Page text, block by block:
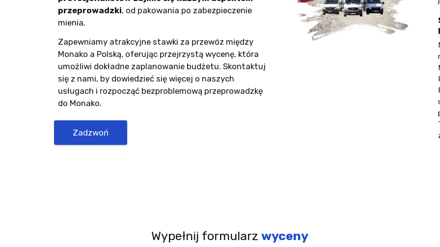
przeprowadzki, od pakowania po zabezpieczenie
mienia.
Zapewniamy atrakcyjne stawki za przewóz między
Monako a Polską, oferując przejrzystą wycenę, która
umożliwi dokładne zaplanowanie budżetu. Skontaktuj
się z nami, by dowiedzieć się więcej o naszych
usługach i rozpocząć bezproblemową przeprowadzkę
do Monako.
Zadzwoń
Wypełnij formularz wyceny